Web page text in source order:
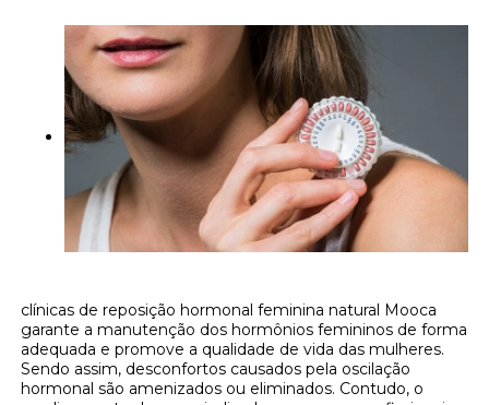
clínicas de reposição hormonal feminina natural Mooca
garante a manutenção dos hormônios femininos de forma
adequada e promove a qualidade de vida das mulheres.
Sendo assim, desconfortos causados pela oscilação
hormonal são amenizados ou eliminados. Contudo, o